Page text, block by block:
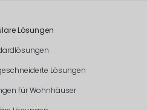
Lösungen
Lösungen
für Wohnhäuser